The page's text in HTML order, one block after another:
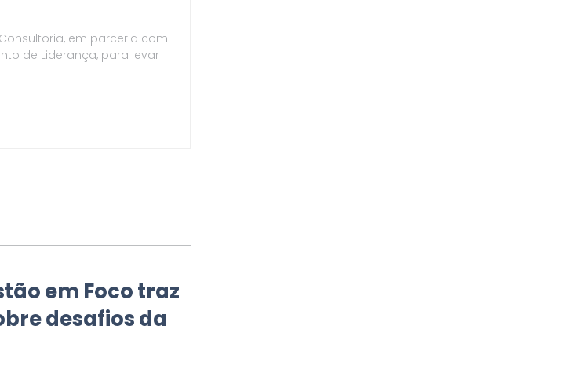
em parceria com
de Liderança, para levar
em Foco traz
desafios da